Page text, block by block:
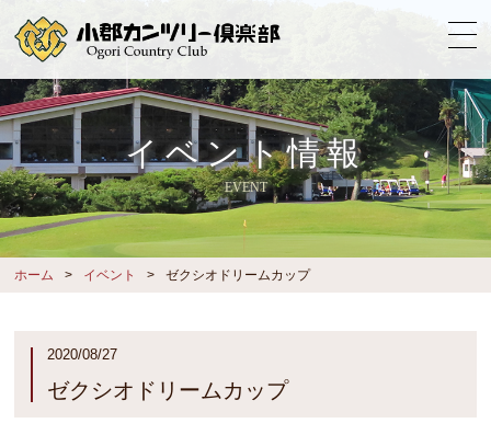
イベント情報
EVENT
ホーム イベント ゼクシオドリームカップ
2020/08/27
ゼクシオドリームカップ